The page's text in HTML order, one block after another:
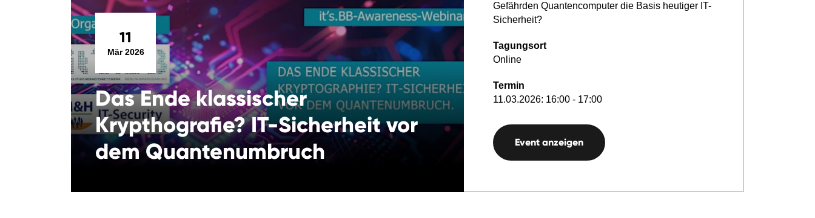
11
Mär 2026
Das Ende klassischer
Krypthografie? IT-Sicherheit vor
dem Quantenumbruch
Gefährden Quantencomputer die Basis heutiger IT-
Sicherheit?
Tagungsort
Online
Termin
11.03.2026: 16:00 - 17:00
Event anzeigen